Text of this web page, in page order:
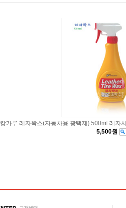
캉가루 레자왁스(자동차용 광택제) 500ml 레자
5,500원